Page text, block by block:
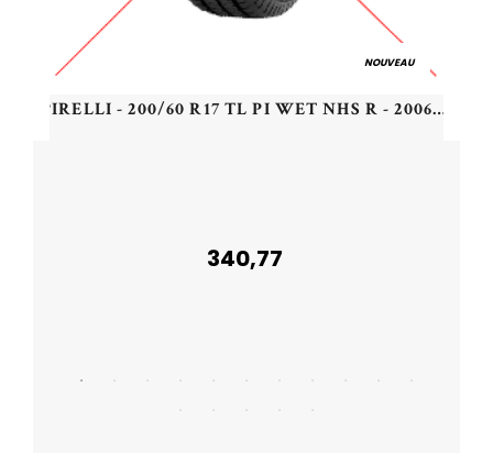
NOUVEAU
PIRELLI - 200/60 R17 TL PI WET NHS R - 2006017 -
340,77